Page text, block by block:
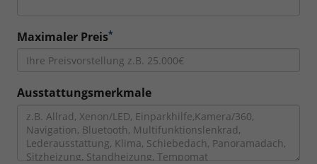
Maximaler Preis*
Ausstattungsmerkmale